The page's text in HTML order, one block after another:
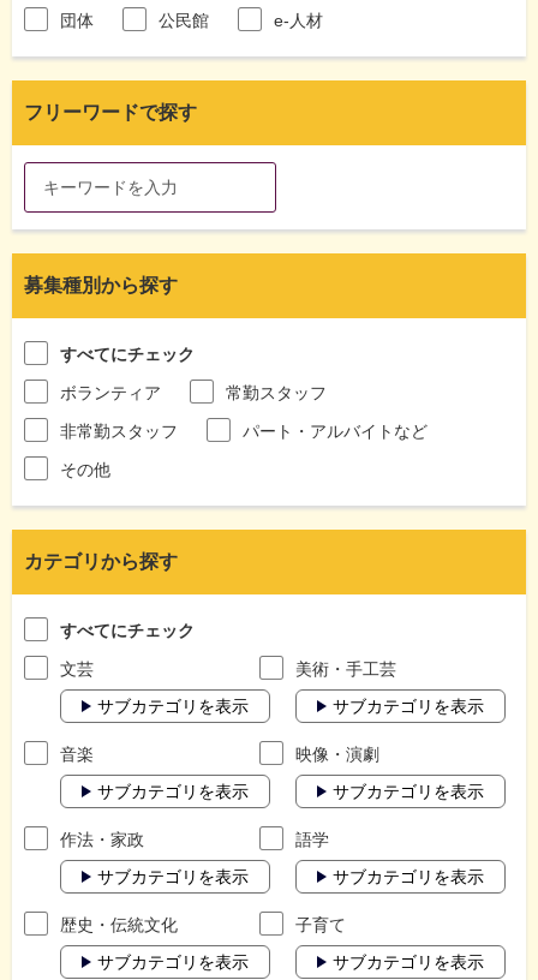
団体 公民館 e-人材
フリーワードで探す
募集種別から探す
すべてにチェック
ボランティア
常勤スタッフ
非常勤スタッフ
パート・アルバイトなど
その他
カテゴリから探す
すべてにチェック
文芸
サブカテゴリを表示
美術・手工芸
サブカテゴリを表示
音楽
サブカテゴリを表示
映像・演劇
サブカテゴリを表示
作法・家政
サブカテゴリを表示
語学
サブカテゴリを表示
歴史・伝統文化
サブカテゴリを表示
子育て
サブカテゴリを表示